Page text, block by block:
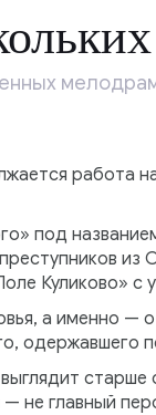
работа
под
из
Куликово» с
а именно —
не главный